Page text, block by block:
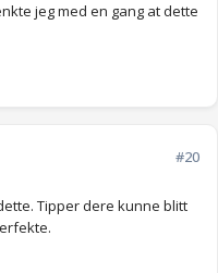
jeg med en gang at dette
#20
Tipper dere kunne blitt